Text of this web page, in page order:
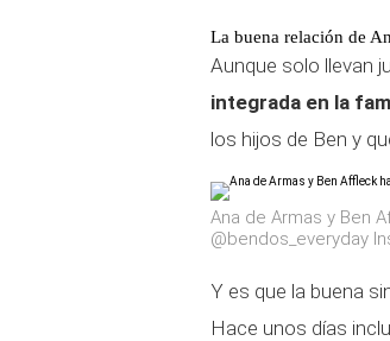
La buena relación de
Aunque solo llevan
integrada en la
los hijos de Ben y
Ana de Armas y Ben
@bendos_everyday
Y es que la buena
Hace unos días